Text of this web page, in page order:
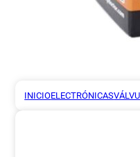
INICIOELECTRÓNICAS